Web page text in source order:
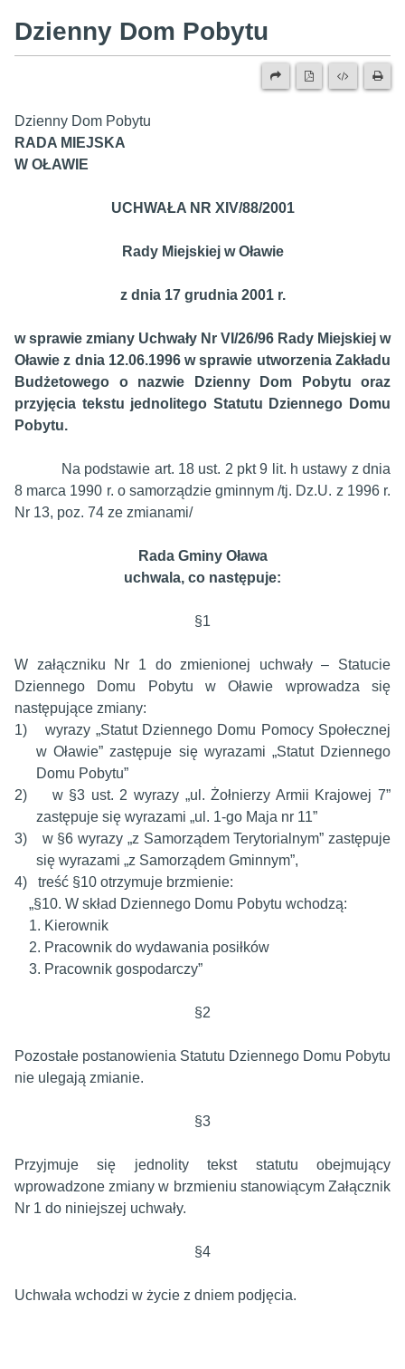
Dzienny Dom Pobytu
Dzienny Dom Pobytu
RADA MIEJSKA
W OŁAWIE
UCHWAŁA NR XIV/88/2001
Rady Miejskiej w Oławie
z dnia 17 grudnia 2001 r.
w sprawie zmiany Uchwały Nr VI/26/96 Rady Miejskiej w
Oławie z dnia 12.06.1996 w sprawie utworzenia Zakładu
Budżetowego o nazwie Dzienny Dom Pobytu oraz
przyjęcia tekstu jednolitego Statutu Dziennego Domu
Pobytu.
Na podstawie art. 18 ust. 2 pkt 9 lit. h ustawy z dnia
8 marca 1990 r. o samorządzie gminnym /tj. Dz.U. z 1996 r.
Nr 13, poz. 74 ze zmianami/
Rada Gminy Oława
uchwala, co następuje:
§1
W załączniku Nr 1 do zmienionej uchwały – Statucie
Dziennego Domu Pobytu w Oławie wprowadza się
następujące zmiany:
1)
wyrazy „Statut Dziennego Domu Pomocy Społecznej
w Oławie” zastępuje się wyrazami „Statut Dziennego
Domu Pobytu”
2)
w §3 ust. 2 wyrazy „ul. Żołnierzy Armii Krajowej 7”
zastępuje się wyrazami „ul. 1-go Maja nr 11”
3)
w §6 wyrazy „z Samorządem Terytorialnym” zastępuje
się wyrazami „z Samorządem Gminnym”,
4)
treść §10 otrzymuje brzmienie:
„§10. W skład Dziennego Domu Pobytu wchodzą:
1. Kierownik
2. Pracownik do wydawania posiłków
3. Pracownik gospodarczy”
§2
Pozostałe postanowienia Statutu Dziennego Domu Pobytu
nie ulegają zmianie.
§3
Przyjmuje się jednolity tekst statutu obejmujący
wprowadzone zmiany w brzmieniu stanowiącym Załącznik
Nr 1 do niniejszej uchwały.
§4
Uchwała wchodzi w życie z dniem podjęcia.